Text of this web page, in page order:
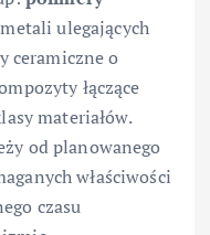
ulegających
ceramiczne o
łączące
materiałów.
od planowanego
właściwości
czasu